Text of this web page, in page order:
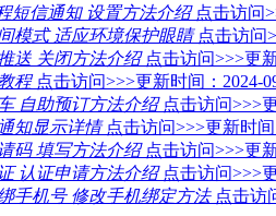
短信通知 设置方法介绍 点击访问
模式 适应环境保护眼睛 点击访问
送 关闭方法介绍 点击访问>>>更
程 点击访问>>>更新时间：2024-
自助预订方法介绍 点击访问>>>
知显示详情 点击访问>>>更新时间
码 填写方法介绍 点击访问>>>更
认证申请方法介绍 点击访问>>>
手机号 修改手机绑定方法 点击访